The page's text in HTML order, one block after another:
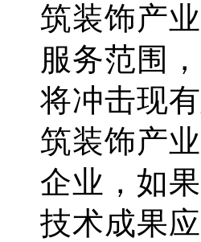
筑装饰产
服务范围
将冲击现
筑装饰产
企业，如
技术成果